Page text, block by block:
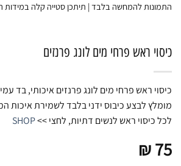
התמונות להמחשה בלבד | תיתכן סטייה קלה במידות
כיסוי ראש פרחי מים לונג פרנזים
כיסוי ראש פרחי מים לונג פרנזים איכותי, בד
מומלץ לבצע כיבוס ידני בלבד לשמירת איכות
לכל כיסוי ראש לנשים דתיות, לחצי >>SHOP
₪75